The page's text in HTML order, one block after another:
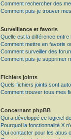
Comment rechercher des
Comment puis-je trouver
Surveillance et favoris
Quelle est la différence
Comment mettre en favoris
Comment surveiller des
Comment puis-je supprimer
Fichiers joints
Quels fichiers joints sont
Comment trouver tous mes
Concernant phpBB
Qui a développé ce logiciel
Pourquoi la fonctionnalité X
Qui contacter pour les abus